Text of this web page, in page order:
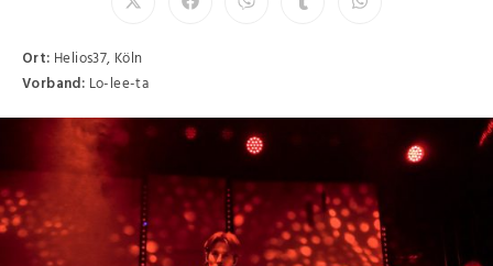
Ort: Helios37, Köln
Vorband: Lo-lee-ta